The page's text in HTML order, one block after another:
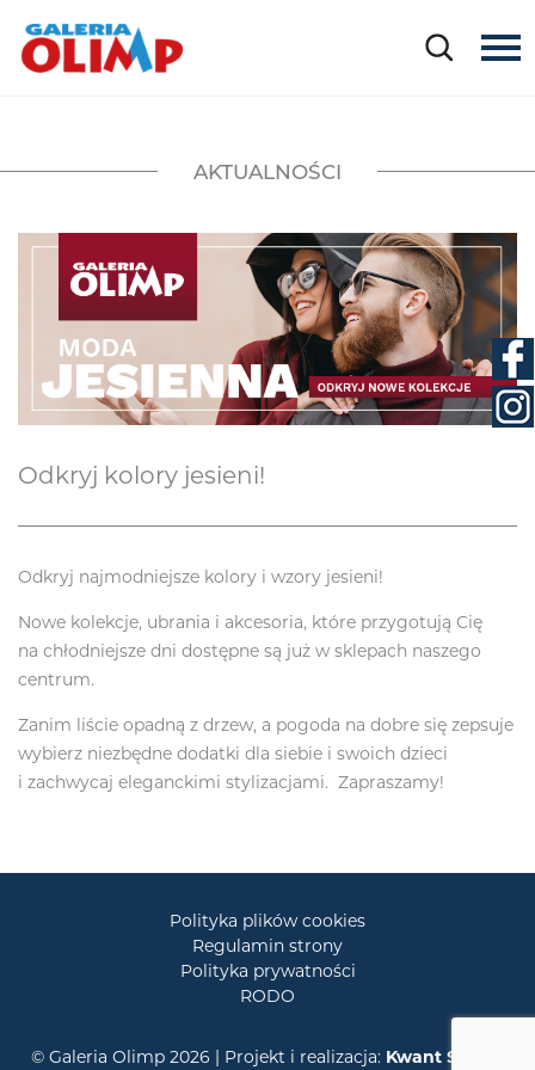
AKTUALNOŚCI
Odkryj kolory jesieni!
Odkryj najmodniejsze kolory i wzory jesieni!
Nowe kolekcje, ubrania i akcesoria, które przygotują Cię
na chłodniejsze dni dostępne są już w sklepach naszego
centrum.
Zanim liście opadną z drzew, a pogoda na dobre się zepsuje
wybierz niezbędne dodatki dla siebie i swoich dzieci
i zachwycaj eleganckimi stylizacjami. Zapraszamy!
Polityka plików cookies
Regulamin strony
Polityka prywatności
RODO
© Galeria Olimp 2026 | Projekt i realizacja: Kwant Studio